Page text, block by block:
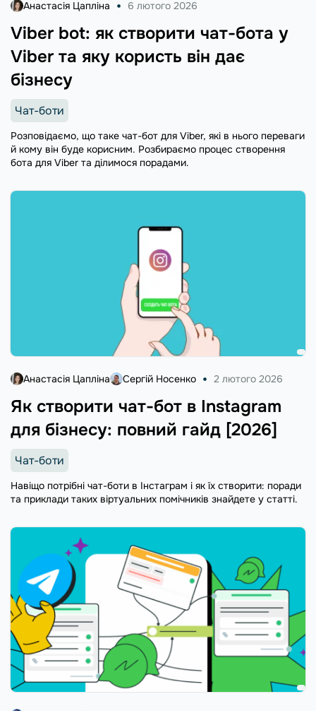
Viber bot: як створити чат-бота у
Viber та яку користь він дає
бізнесу
Анастасія Цапліна 6 лютого 2026
Чат-боти
Розповідаємо, що таке чат-бот для Viber, які в нього переваги
й кому він буде корисним. Розбираємо процес створення
бота для Viber та ділимося порадами.
Як створити чат-бот в Instagram
для бізнесу: повний гайд [2026]
Анастасія Цапліна Сергій Носенко 2 лютого 2026
Чат-боти
Навіщо потрібні чат-боти в Інстаграм і як їх створити: поради
та приклади таких віртуальних помічників знайдете у статті.